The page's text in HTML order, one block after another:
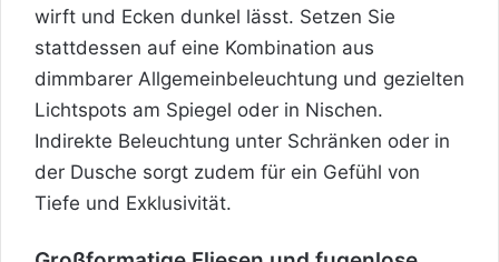
wirft und Ecken dunkel lässt. Setzen Sie
stattdessen auf eine Kombination aus
dimmbarer Allgemeinbeleuchtung und gezielten
Lichtspots am Spiegel oder in Nischen.
Indirekte Beleuchtung unter Schränken oder in
der Dusche sorgt zudem für ein Gefühl von
Tiefe und Exklusivität.